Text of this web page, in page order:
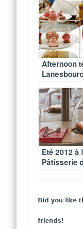
Laye –
Afternoon
Princesse
Eté 2012 à
Pâtisserie
Did you like
friends!